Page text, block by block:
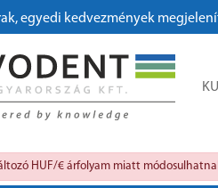
kedvezmények
HUF/€ árfolyam miatt